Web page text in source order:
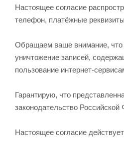
Настоящее согласие
телефон, платёжные
Обращаем ваше внимание, что
уничтожение записей,
пользование интернет-
Гарантирую, что
законодательство
Настоящее согласие